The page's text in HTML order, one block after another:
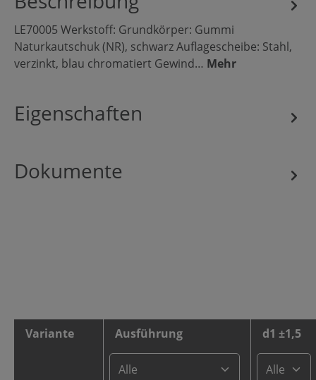
LE70005 Werkstoff: Grundkörper: Gummi
Naturkautschuk (NR), schwarz Auflagescheibe: Stahl,
verzinkt, blau chromatiert Gewind… Mehr
Eigenschaften
Dokumente
Variante Ausführung d1 ±1,5